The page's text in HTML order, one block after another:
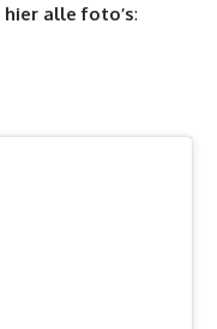
hier alle foto’s: